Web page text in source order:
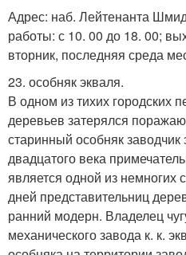
Адрес: наб. Лейтенанта
работы: с 10. 00 до 18. 00;
вторник, последняя среда
23. особняк экваля.
В одном из тихих городских
деревьев затерялся
старинный особняк
двадцатого века
является одной из
дней представительниц
ранний модерн. Владелец
механического завода к. к.